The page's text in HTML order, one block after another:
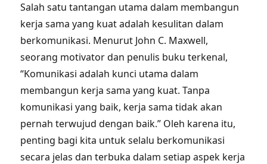
Salah satu tantangan utama dalam membangun
kerja sama yang kuat adalah kesulitan dalam
berkomunikasi. Menurut John C. Maxwell,
seorang motivator dan penulis buku terkenal,
“Komunikasi adalah kunci utama dalam
membangun kerja sama yang kuat. Tanpa
komunikasi yang baik, kerja sama tidak akan
pernah terwujud dengan baik.” Oleh karena itu,
penting bagi kita untuk selalu berkomunikasi
secara jelas dan terbuka dalam setiap aspek kerja